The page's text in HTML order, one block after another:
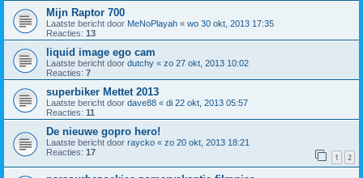
Mijn Raptor 700
Laatste bericht door MeNoPlayah « wo 30 okt, 2013 17:35
Reacties: 13
liquid image ego cam
Laatste bericht door dutchy « zo 27 okt, 2013 10:02
Reacties: 7
superbiker Mettet 2013
Laatste bericht door dave88 « di 22 okt, 2013 05:57
Reacties: 11
De nieuwe gopro hero!
Laatste bericht door raycko « zo 20 okt, 2013 18:21
Reacties: 17 1 2